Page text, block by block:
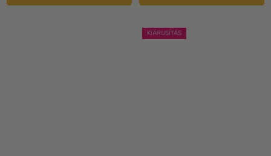
KIÁRUSÍTÁS